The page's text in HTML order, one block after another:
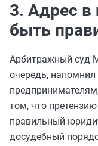
3. Адрес в
быть
Арбитражный суд
очередь,
том, что
правильный
досудебный